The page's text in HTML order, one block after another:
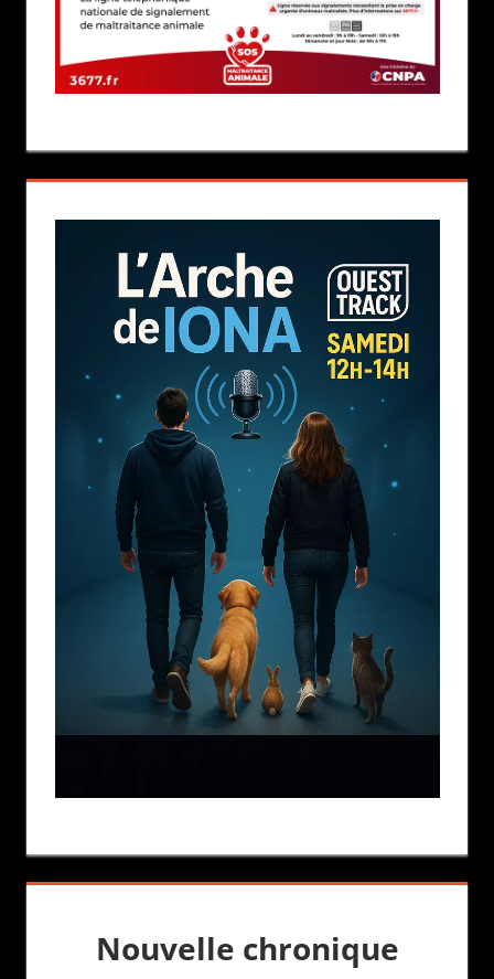
Nouvelle chronique